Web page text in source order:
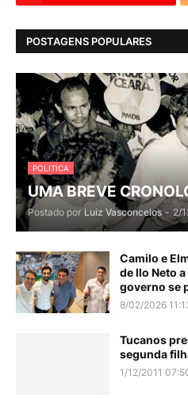
POSTAGENS POPULARES
POLITICA
UMA BREVE
Postado por Luiz Vasconcelos - 2/
Camilo e
de Ilo Neto
governo se
8/02/2026
Tucanos
segunda
1/12/2011